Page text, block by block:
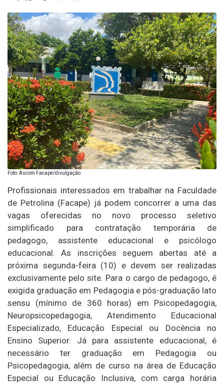
Foto: Ascom Facape/divulgação
Profissionais interessados em trabalhar na Faculdade
de Petrolina (Facape) já podem concorrer a uma das
vagas oferecidas no novo processo seletivo
simplificado para contratação temporária de
pedagogo, assistente educacional e psicólogo
educacional. As inscrições seguem abertas até a
próxima segunda-feira (10) e devem ser realizadas
exclusivamente pelo site. Para o cargo de pedagogo, é
exigida graduação em Pedagogia e pós-graduação lato
sensu (mínimo de 360 horas) em Psicopedagogia,
Neuropsicopedagogia, Atendimento Educacional
Especializado, Educação Especial ou Docência no
Ensino Superior. Já para assistente educacional, é
necessário ter graduação em Pedagogia ou
Psicopedagogia, além de curso na área de Educação
Especial ou Educação Inclusiva, com carga horária